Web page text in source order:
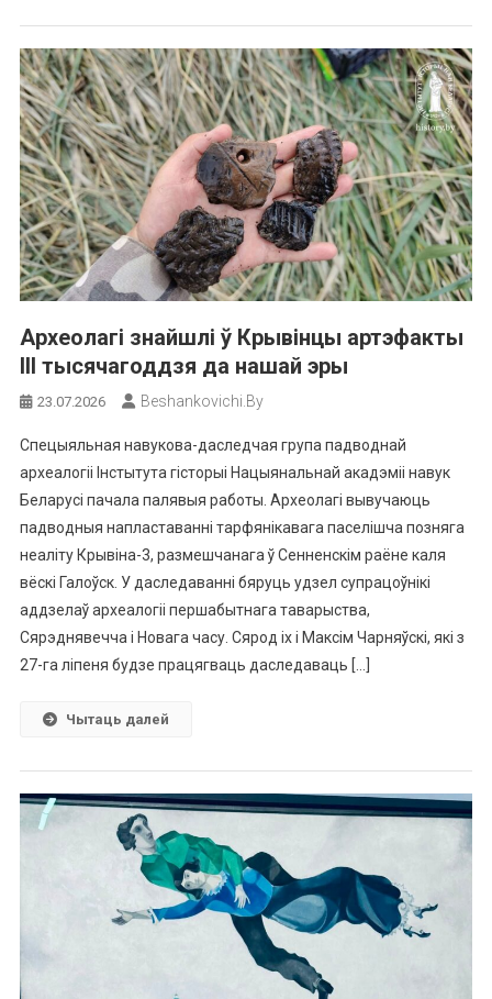
Археолагі знайшлі ў Крывінцы артэфакты
ІІІ тысячагоддзя да нашай эры
23.07.2026 Beshankovichi.by
Спецыяльная навукова-даследчая група падводнай
археалогіі Інстытута гісторыі Нацыянальнай акадэміі навук
Беларусі пачала палявыя работы. Археолагі вывучаюць
падводныя напластаванні тарфянікавага паселішча позняга
неаліту Крывіна-3, размешчанага ў Сенненскім раёне каля
вёскі Галоўск. У даследаванні бяруць удзел супрацоўнікі
аддзелаў археалогіі першабытнага таварыства,
Сярэднявечча і Новага часу. Сярод іх і Максім Чарняўскі, які з
27-га ліпеня будзе працягваць даследаваць […]
Чытаць далей